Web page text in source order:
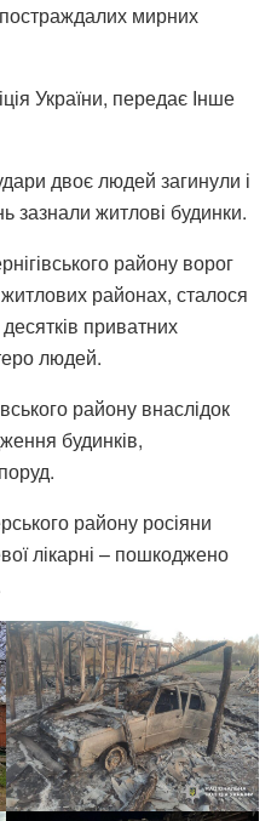
мирних
України, передає Інше
двоє людей загинули і
зазнали житлові будинки.
району ворог
районах, сталося
приватних
людей.
району внаслідок
будинків,
району росіяни
лікарні – пошкоджено